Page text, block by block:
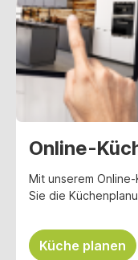
Online-
Mit unserem
Sie die
Küche planen